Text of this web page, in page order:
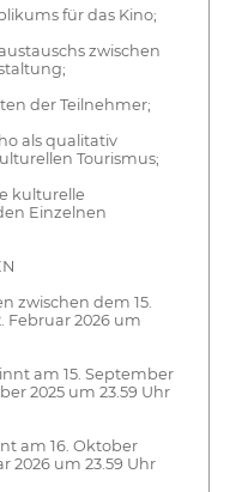
für das Kino;
zwischen
der Teilnehmer;
als qualitativ
Tourismus;
kulturelle
Einzelnen
zwischen dem 15.
Februar 2026 um
am 15. September
2025 um 23.59 Uhr
am 16. Oktober
2026 um 23.59 Uhr